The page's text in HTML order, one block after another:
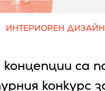
ИНТЕРИОРЕН ДИЗАЙН
са
конкурс